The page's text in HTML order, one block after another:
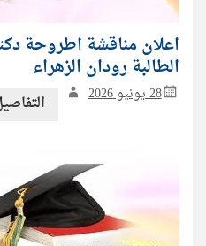
اعلان مناقشة اطروحة
الطالبة رودان الزهراء
28 يونيو 2026